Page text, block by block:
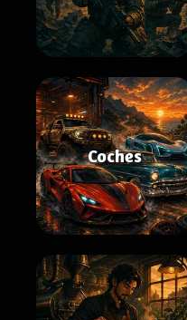
Coches